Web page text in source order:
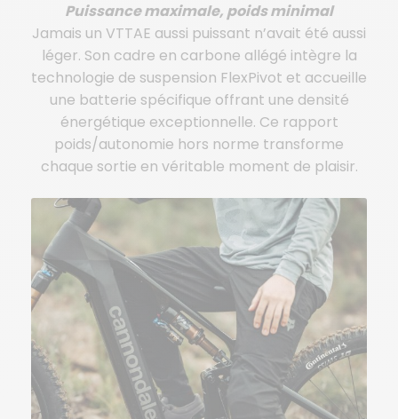
Puissance maximale, poids minimal
Jamais un VTTAE aussi puissant n’avait été aussi
léger. Son cadre en carbone allégé intègre la
technologie de suspension FlexPivot et accueille
une batterie spécifique offrant une densité
énergétique exceptionnelle. Ce rapport
poids/autonomie hors norme transforme
chaque sortie en véritable moment de plaisir.